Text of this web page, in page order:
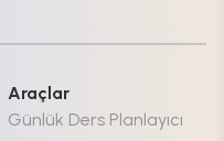
Araçlar
Günlük Ders Planlayıcı